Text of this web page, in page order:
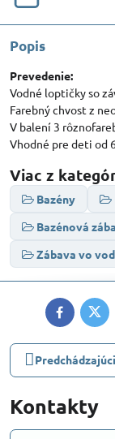
Popis
Prevedenie:
Vodné loptičky so
Farebný chvost z
V balení 3
Vhodné pre deti od
Viac z
Bazény
Bazénová
Zábava vo
Facebook
Kontakty